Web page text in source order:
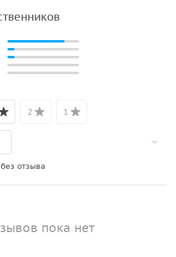
2 1
отзыва
пока нет